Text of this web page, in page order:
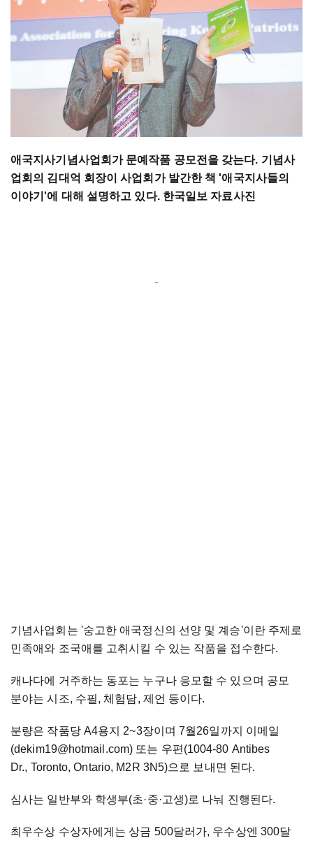
애국지사기념사업회가 문예작품 공모전을 갖는다. 기념사
업회의 김대억 회장이 사업회가 발간한 책 '애국지사들의
이야기'에 대해 설명하고 있다. 한국일보 자료사진
기념사업회는 '숭고한 애국정신의 선양 및 계승'이란 주제로
민족애와 조국애를 고취시킬 수 있는 작품을 접수한다.
캐나다에 거주하는 동포는 누구나 응모할 수 있으며 공모
분야는 시조, 수필, 체험담, 제언 등이다.
분량은 작품당 A4용지 2~3장이며 7월26일까지 이메일
(dekim19@hotmail.com) 또는 우편(1004-80 Antibes
Dr., Toronto, Ontario, M2R 3N5)으로 보내면 된다.
심사는 일반부와 학생부(초·중·고생)로 나눠 진행된다.
최우수상 수상자에게는 상금 500달러가, 우수상엔 300달